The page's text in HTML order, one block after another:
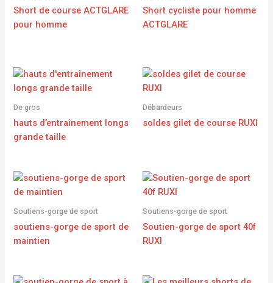
Short de course ACTGLARE
pour homme
Short cycliste pour homme
ACTGLARE
De gros
hauts d’entraînement longs
grande taille
Débardeurs
soldes gilet de course RUXI
Soutiens-gorge de sport
soutiens-gorge de sport de
maintien
Soutiens-gorge de sport
Soutien-gorge de sport 40f
RUXI